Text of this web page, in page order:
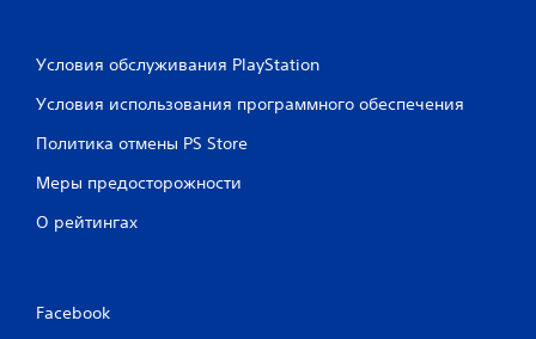
Условия обслуживания PlayStation
Условия использования программного обеспечения
Политика отмены PS Store
Меры предосторожности
О рейтингах
Facebook